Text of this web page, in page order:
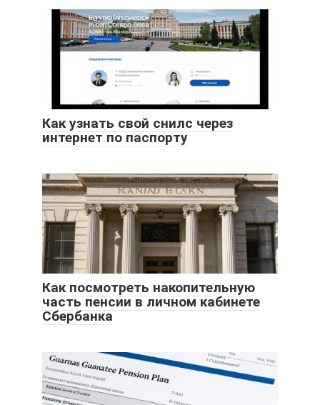
Как узнать свой снилс через
интернет по паспорту
Как посмотреть накопительную
часть пенсии в личном кабинете
Сбербанка